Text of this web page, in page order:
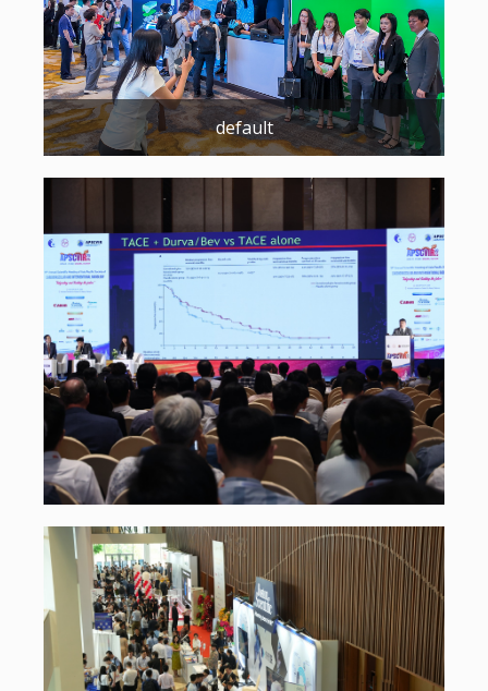
default